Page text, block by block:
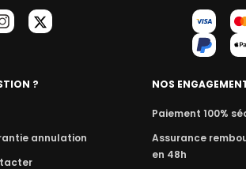
?
annulation
NOS
Paiement 100%
Assurance
en 48h